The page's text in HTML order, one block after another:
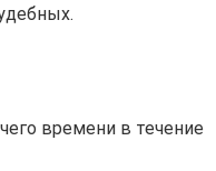
времени в течение